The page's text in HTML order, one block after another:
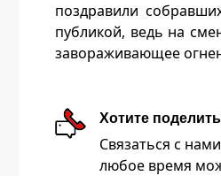
поздравили
публикой, ведь на
завораживающее
Хотите
Связаться с
любое время